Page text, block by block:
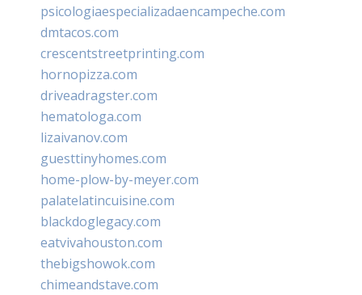
psicologiaespecializadaencampeche.com
dmtacos.com
crescentstreetprinting.com
hornopizza.com
driveadragster.com
hematologa.com
lizaivanov.com
guesttinyhomes.com
home-plow-by-meyer.com
palatelatincuisine.com
blackdoglegacy.com
eatvivahouston.com
thebigshowok.com
chimeandstave.com